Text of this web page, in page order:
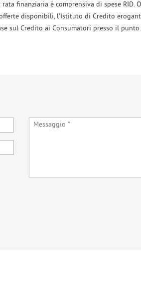
finanziaria è comprensiva di spese
disponibili, l'Istituto di Credito
sul Credito ai Consumatori presso il